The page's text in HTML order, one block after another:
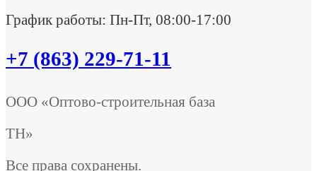
График работы: Пн-Пт, 08:00-17:00
+7 (863) 229-71-11
ООО «Оптово-строительная база
ТН»
Все права сохранены.